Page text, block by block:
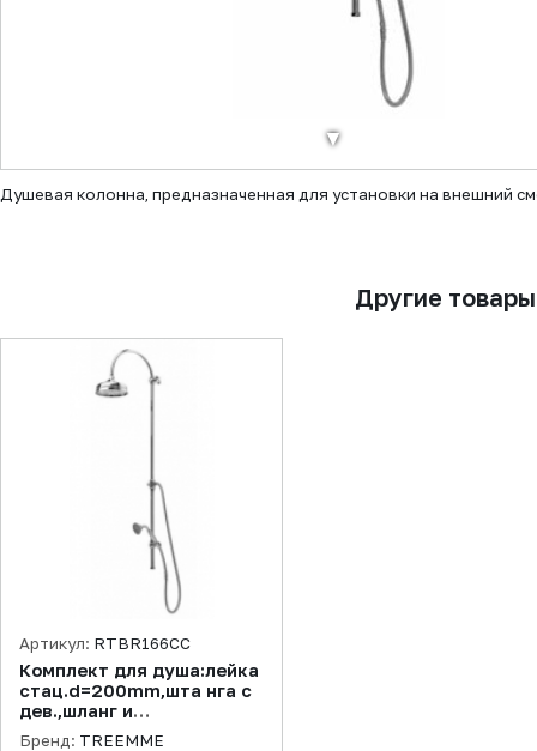
▼
Душевая колонна, предназначенная для установки на внешний
Другие
Артикул: RTBR166CC
Комплект для душа:лейка
стац.d=200mm,шта нга с
дев.,шланг и
ручн.лейка,хром
Бренд: TREEMME